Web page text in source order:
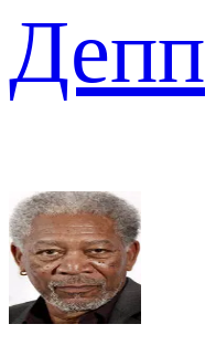
Депп